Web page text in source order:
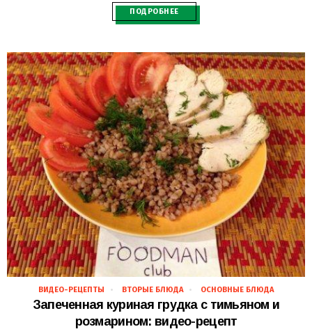
ПОДРОБНЕЕ
24.11.2018
ВИДЕО-РЕЦЕПТЫ ВТОРЫЕ БЛЮДА ОСНОВНЫЕ БЛЮДА
Запеченная куриная грудка с тимьяном и
розмарином: видео-рецепт